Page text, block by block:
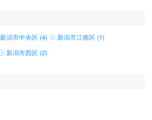
新潟市中央区 (4)
新潟市江南区 (1)
新潟市西区 (2)